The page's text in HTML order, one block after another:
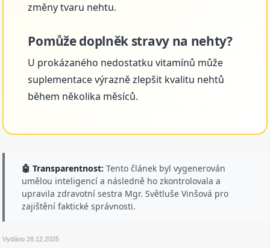
změny tvaru nehtu.
Pomůže doplněk stravy na nehty?
U prokázaného nedostatku vitamínů může
suplementace výrazně zlepšit kvalitu nehtů
během několika měsíců.
🤖 Transparentnost: Tento článek byl vygenerován
umělou inteligencí a následně ho zkontrolovala a
upravila zdravotní sestra Mgr. Světluše Vinšová pro
zajištění faktické správnosti.
Vydáno28.12.2025